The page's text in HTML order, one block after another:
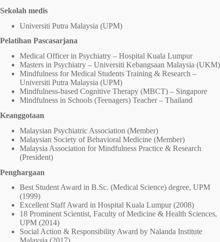
Sekolah medis
Universiti Putra Malaysia (UPM)
Pelatihan Pascasarjana
Medical Officer in Psychiatry – Hospital Kuala Lumpur
Masters in Psychiatry – Universiti Kebangsaan Malaysia (UKM)
Mindfulness for Medical Students Training & Research –
Universiti Putra Malaysia (UPM)
Mindfulness-based Cognitive Therapy (MBCT) – Singapore
Mindfulness in Schools (Teenagers) Teacher – Thailand
Keanggotaan
Malaysian Psychiatric Association (Member)
Malaysian Society of Behavioral Medicine (Member)
Malaysia Association for Mindfulness Practice & Research
(President)
Penghargaan
Best Student Award in B.Sc. (Medical Science) degree, UPM
(1999)
Excellent Staff Award in Hospital Kuala Lumpur (2008)
18 Prominent Scientist, Faculty of Medicine & Health Sciences,
UPM (2014)
Social Action & Responsibility Award by Nalanda Institute